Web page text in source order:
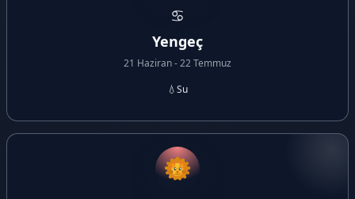
♋
Yengeç
21 Haziran - 22 Temmuz
💧Su